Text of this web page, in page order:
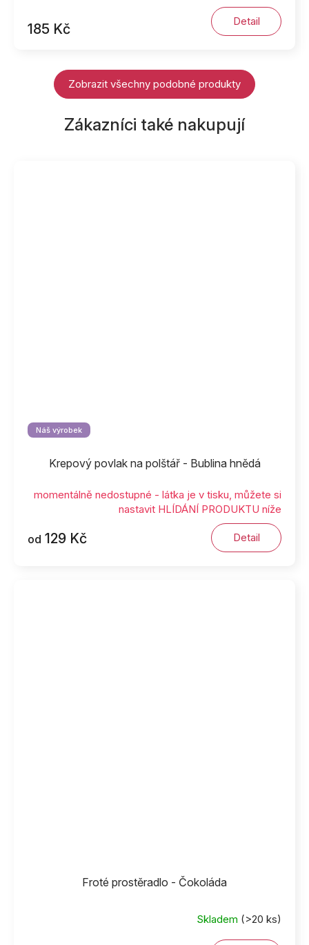
185 Kč Detail
Zobrazit všechny podobné produkty
Zákazníci také nakupují
Náš výrobek
Krepový povlak na polštář - Bublina hnědá
momentálně nedostupné - látka je v tisku, můžete si
nastavit HLÍDÁNÍ PRODUKTU níže
od 129 Kč Detail
Froté prostěradlo - Čokoláda
Skladem (>20 ks)